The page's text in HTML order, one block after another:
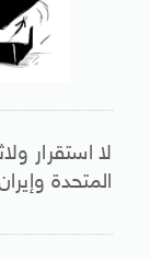
لا استقرار
المتحدة